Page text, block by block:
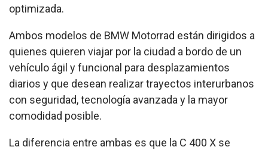
optimizada.
Ambos modelos de BMW Motorrad están dirigidos a
quienes quieren viajar por la ciudad a bordo de un
vehículo ágil y funcional para desplazamientos
diarios y que desean realizar trayectos interurbanos
con seguridad, tecnología avanzada y la mayor
comodidad posible.
La diferencia entre ambas es que la C 400 X se